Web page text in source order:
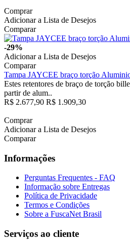
Comprar
Adicionar a Lista de Desejos
Comparar
-29%
Adicionar a Lista de Desejos
Comparar
Tampa JAYCEE braço torção
Estes retentores de braço de torção
partir de alum..
R$ 2.677,90 R$ 1.909,30
Comprar
Adicionar a Lista de Desejos
Comparar
Informações
Perguntas Frequentes - FAQ
Informação sobre Entregas
Política de Privacidade
Termos e Condições
Sobre a FuscaNet Brasil
Serviços ao cliente